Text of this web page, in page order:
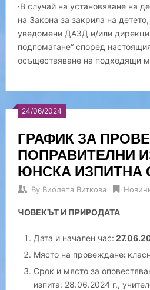
·В случай на установяване на
на Закона за закрила на
уведомени ДАЗД и/или
подпомагане“ според
осъществяване на подходящи
24/06/2024
ГРАФИК ЗА
ПОПРАВИТЕЛНИ
ЮНСКА ИЗПИТНА
By Виолета Виткова
ЧОВЕКЪТ И ПРИРОДАТА
Дата и начален час:
Място на провеждане:
Срок и място за
изпита: 28.06.2024 г.,